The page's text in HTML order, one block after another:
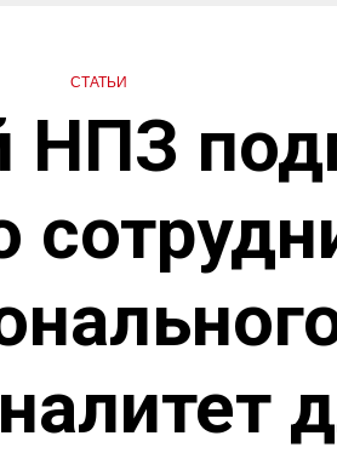
СТАТЬИ
НПЗ